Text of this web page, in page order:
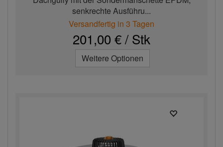
senkrechte Ausführu...
Versandfertig in 3 Tagen
201,00 € / Stk
Weitere Optionen